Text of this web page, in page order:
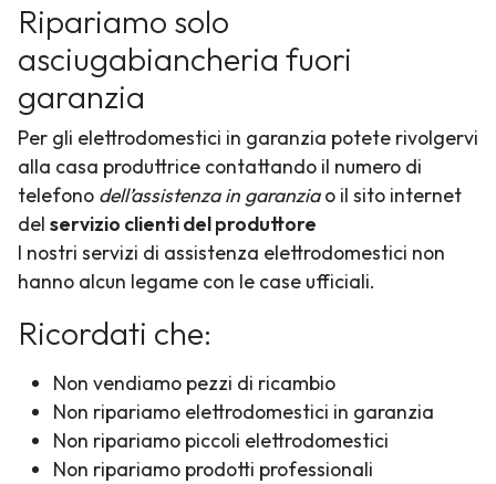
Ripariamo solo
asciugabiancheria fuori
garanzia
Per gli elettrodomestici in garanzia potete rivolgervi
alla casa produttrice contattando il numero di
telefono dell’assistenza in garanziao il sito internet
del servizio clienti del produttore
I nostri servizi di assistenza elettrodomestici non
hanno alcun legame con le case ufficiali.
Ricordati che:
Non vendiamo pezzi di ricambio
Non ripariamo elettrodomestici in garanzia
Non ripariamo piccoli elettrodomestici
Non ripariamo prodotti professionali